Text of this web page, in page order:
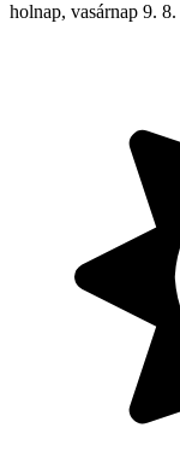
holnap, vasárnap 9.